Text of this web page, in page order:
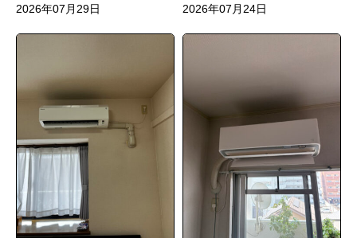
2026年07月29日 2026年07月24日